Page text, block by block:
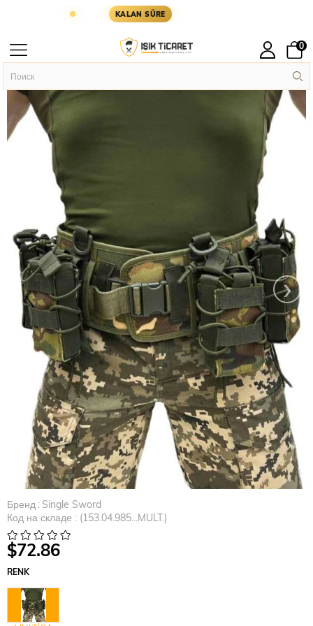
KALAN SÜRE KARGOYA YETİŞMESİ İÇİN KALAN
0
Главная
›
Бренд : Single Sword
Код на складе
(153.04.985...MULT.)
$72.86
RENK